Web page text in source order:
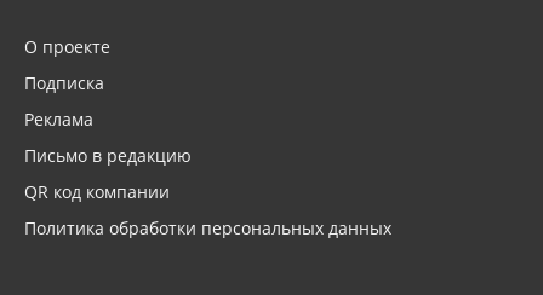
О проекте
Подписка
Реклама
Письмо в редакцию
QR код компании
Политика обработки персональных данных